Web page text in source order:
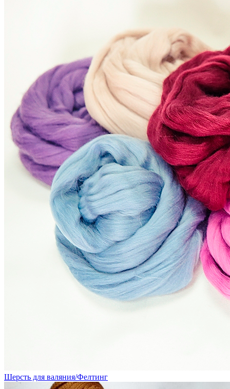
Шерсть для валяния/Фелтинг